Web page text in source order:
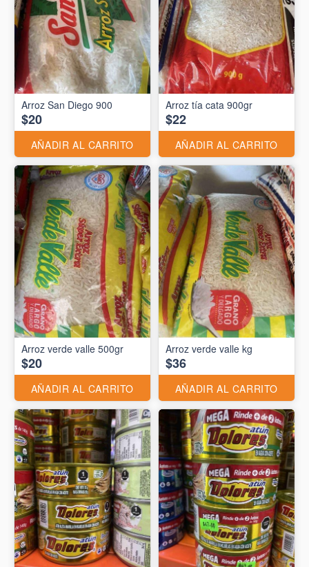
Arroz San Diego 900
$20
AÑADIR AL CARRITO
Arroz tía cata 900gr
$22
AÑADIR AL CARRITO
Arroz verde valle 500gr
$20
AÑADIR AL CARRITO
Arroz verde valle kg
$36
AÑADIR AL CARRITO